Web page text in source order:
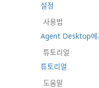
연락처
개인의
설정
사용법
Agent Desktop에
튜토리얼
튜토리얼
도움말